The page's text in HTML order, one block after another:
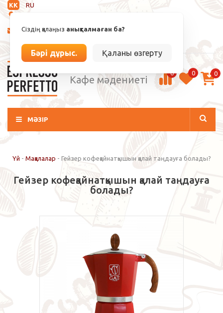
KK
RU
Сіздің қалаңыз анықталмаған ба?
Бәрі дұрыс. Қаланы өзгерту
info@espressoperfetto.kz
Кафе мәдениеті
0 0 0
МӘЗІР
Үй - Мақалалар - Гейзер кофеқайнатқышын қалай таңдауға болады?
Гейзер кофеқайнатқышын қалай таңдауға
болады?